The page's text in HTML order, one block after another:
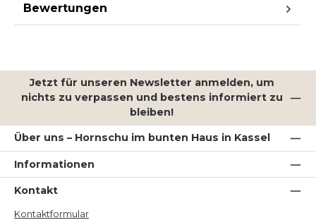
Bewertungen
Jetzt für unseren Newsletter anmelden, um
nichts zu verpassen und bestens informiert zu
bleiben!
Über uns – Hornschu im bunten Haus in Kassel
Informationen
Kontakt
Kontaktformular